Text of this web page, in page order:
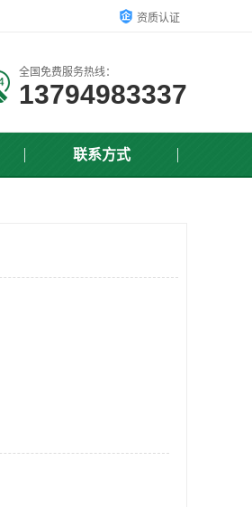
资质认证
全国免费服务热线：
13794983337
联系方式